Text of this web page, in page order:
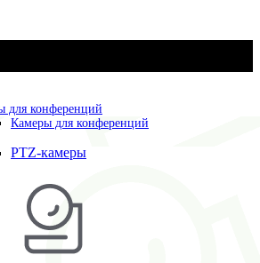
для конференций
Камеры для конференций
PTZ-камеры